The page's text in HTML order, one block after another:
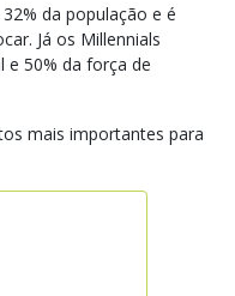
da população e é
Já os Millennials
e 50% da força de
mais importantes para